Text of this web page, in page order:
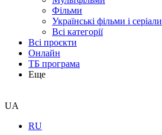
Фільми
Українські фільми і серіали
Всі категорії
Всі проєкти
Онлайн
ТБ програма
Еще
UA
RU